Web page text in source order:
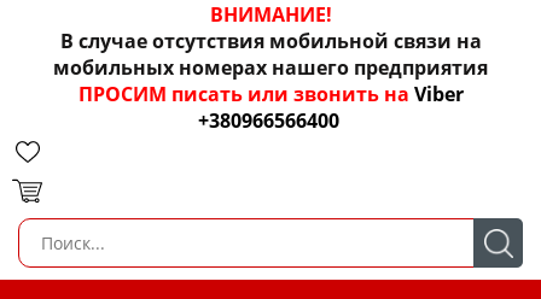
ВНИМАНИЕ!
В случае отсутствия мобильной связи на
мобильных номерах нашего предприятия
ПРОСИМ писать или звонить на Viber
+380966566400